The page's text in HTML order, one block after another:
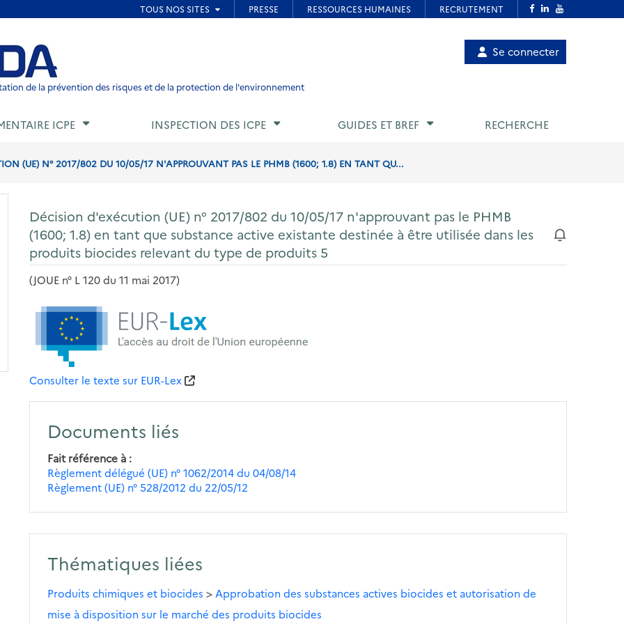
de page
de la prévention des risques et de la protection de l'environnement
Menu
utilisateur
Se connecter
ICPE INSPECTION DES ICPE GUIDES ET BREF RECHERCHE
(UE) N° 2017/802 DU 10/05/17 N'APPROUVANT PAS LE PHMB (1600; 1.8) EN TANT QU...
Décision d'exécution (UE) n° 2017/802 du 10/05/17 n'approuvant pas le PHMB
(1600; 1.8) en tant que substance active existante destinée à être utilisée dans les
produits biocides relevant du type de produits 5
(JOUE n° L 120 du 11 mai 2017)
Consulter le texte sur EUR-Lex
Documents liés
Fait référence à
Règlement délégué (UE) n° 1062/2014 du 04/08/14
Règlement (UE) n° 528/2012 du 22/05/12
Thématiques liées
Produits chimiques et biocides > Approbation des substances actives biocides et autorisation de
mise à disposition sur le marché des produits biocides